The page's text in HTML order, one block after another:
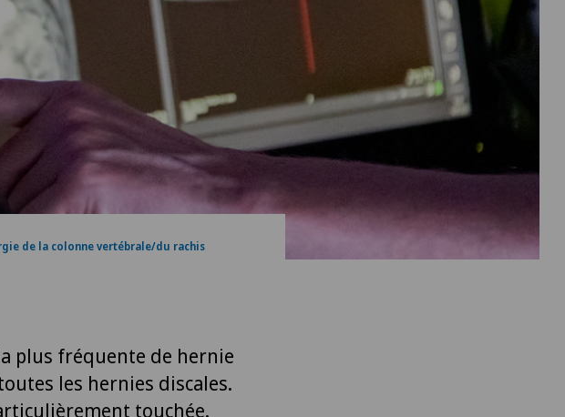
de la colonne vertébrale/du rachis
plus fréquente de hernie
les hernies discales.
touchée.